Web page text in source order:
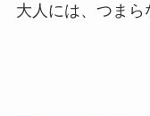
大人には、つまら